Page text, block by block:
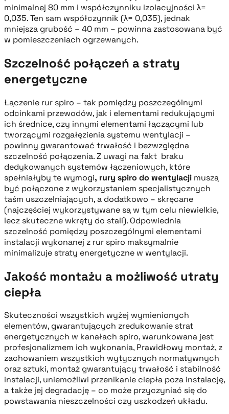
minimalnej 80 mm i współczynniku izolacyjności λ=
0,035. Ten sam współczynnik (λ= 0,035), jednak
mniejsza grubość – 40 mm – powinna zastosowana być
w pomieszczeniach ogrzewanych.
Szczelność połączeń a straty
energetyczne
Łączenie rur spiro – tak pomiędzy poszczególnymi
odcinkami przewodów, jak i elementami redukującymi
ich średnice, czy innymi elementami łączącymi lub
tworzącymi rozgałęzienia systemu wentylacji –
powinny gwarantować trwałość i bezwzględna
szczelność połączenia. Z uwagi na fakt braku
dedykowanych systemów łączeniowych, które
spełniałyby te wymogi, rury spiro do wentylacji muszą
być połączone z wykorzystaniem specjalistycznych
taśm uszczelniających, a dodatkowo – skręcane
(najczęściej wykorzystywane są w tym celu niewielkie,
lecz skuteczne wkręty do stali). Odpowiednia
szczelność pomiędzy poszczególnymi elementami
instalacji wykonanej z rur spiro maksymalnie
minimalizuje straty energetyczne w wentylacji.
Jakość montażu a możliwość utraty
ciepła
Skuteczności wszystkich wyżej wymienionych
elementów, gwarantujących zredukowanie strat
energetycznych w kanałach spiro, warunkowana jest
profesjonalizmem ich wykonania, Prawidłowy montaż, z
zachowaniem wszystkich wytycznych normatywnych
oraz sztuki, montaż gwarantujący trwałość i stabilność
instalacji, uniemożliwi przenikanie ciepła poza instalację,
a także jej degradację – co może przyczyniać się do
powstawania nieszczelności czy uszkodzeń układu.